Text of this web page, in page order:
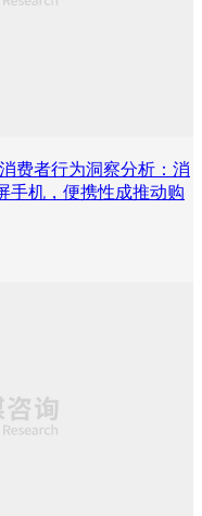
费者行为洞察分析：消
手机，便携性成推动购